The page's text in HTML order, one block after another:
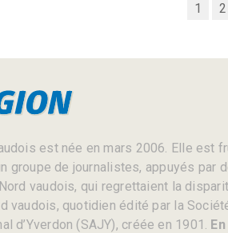
1 2
est née en mars 2006. Elle est
groupe de journalistes, appuyés par
vaudois, qui regrettaient la
vaudois, quotidien édité par la
d’Yverdon (SAJY), créée en 1901. En